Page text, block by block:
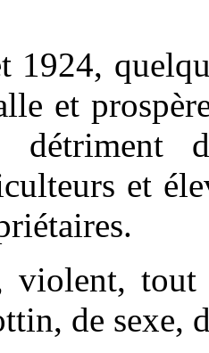
1924,
et
détriment
et
violent,
de sexe,